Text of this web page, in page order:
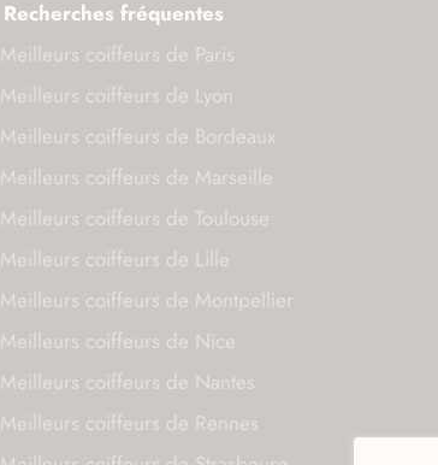
Recherches fréquentes
Meilleurs coiffeurs de Paris
Meilleurs coiffeurs de Lyon
Meilleurs coiffeurs de Bordeaux
Meilleurs coiffeurs de Marseille
Meilleurs coiffeurs de Toulouse
Meilleurs coiffeurs de Lille
Meilleurs coiffeurs de Montpellier
Meilleurs coiffeurs de Nice
Meilleurs coiffeurs de Nantes
Meilleurs coiffeurs de Rennes